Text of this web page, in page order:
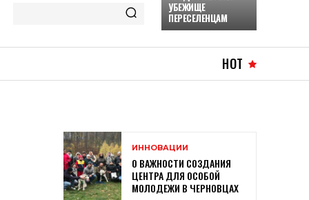
УБЕЖИЩЕ
ПЕРЕСЕЛЕНЦАМ
HOT
ИННОВАЦИИ
О ВАЖНОСТИ СОЗДАНИЯ
ЦЕНТРА ДЛЯ ОСОБОЙ
МОЛОДЕЖИ В ЧЕРНОВЦАХ